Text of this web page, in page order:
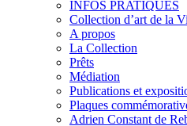
INFOS PRATIQUES
Collection d’art de la
A propos
La Collection
Prêts
Médiation
Publications et
Plaques
Adrien Constant de